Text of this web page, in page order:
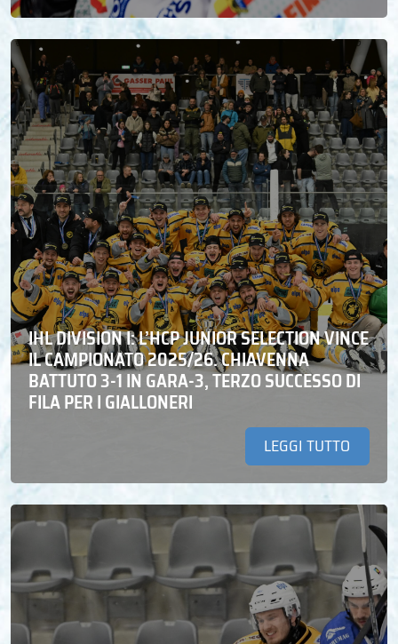
IHL DIVISION I: L’HCP JUNIOR SELECTION VINCE
IL CAMPIONATO 2025/26. CHIAVENNA
BATTUTO 3-1 IN GARA-3, TERZO SUCCESSO DI
FILA PER I GIALLONERI
LEGGI TUTTO